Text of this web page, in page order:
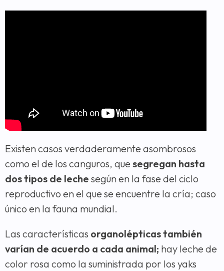
Existen casos verdaderamente asombrosos
como el de los canguros, que segregan hasta
dos tipos de leche según en la fase del ciclo
reproductivo en el que se encuentre la cría; caso
único en la fauna mundial.
Las características organolépticas también
varían de acuerdo a cada animal; hay leche de
color rosa como la suministrada por los yaks